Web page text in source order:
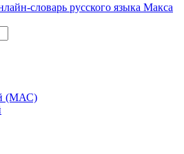
словарь русского языка Макса
(МАС)